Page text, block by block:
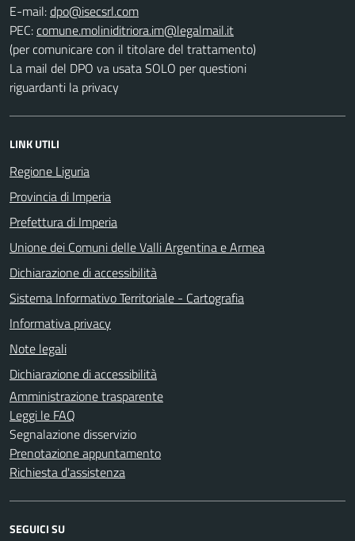
E-mail:
PEC:
(per comunicare con il titolare del trattamento)
La mail del DPO va usata SOLO per questioni
riguardanti la privacy
LINK UTILI
Regione Liguria
Provincia di Imperia
Prefettura di Imperia
Unione dei Comuni delle Valli Argentina e Armea
Dichiarazione di accessibilità
Sistema Informativo Territoriale - Cartografia
Informativa privacy
Note legali
Dichiarazione di accessibilità
Amministrazione trasparente
Leggi le FAQ
Segnalazione disservizio
Prenotazione appuntamento
Richiesta d'assistenza
SEGUICI SU